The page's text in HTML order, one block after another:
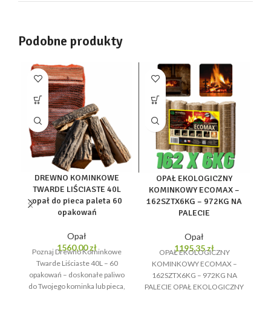
Podobne produkty
DREWNO KOMINKOWE
TWARDE LIŚCIASTE 40L
opał do pieca paleta 60
opakowań
Opał
1560,00zł
Poznaj Drewno Kominkowe
Twarde Liściaste 40L – 60
opakowań – doskonałe paliwo
do Twojego kominka lub pieca,
OPAŁ EKOLOGICZNY
KOMINKOWY ECOMAX –
162SZTX6KG – 972KG NA
PALECIE
Opał
1195,35zł
OPAŁ EKOLOGICZNY
KOMINKOWY ECOMAX –
162SZTX6KG – 972KG NA
PALECIE OPAŁ EKOLOGICZNY